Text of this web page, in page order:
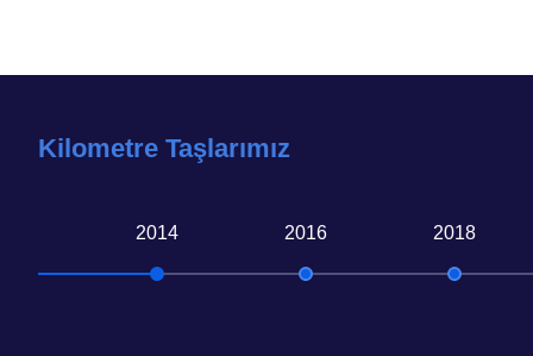
Kilometre Taşlarımız
2014 2016 2018